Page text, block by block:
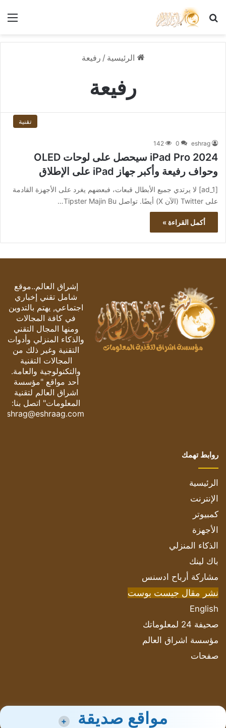
بحث عن
الرئيسية / رفيعة
رفيعة
تقنية
eshrag
0
142
iPad Pro 2024 سيحصل على لوحات OLED
وحواف رفيعة وأكبر جهاز iPad على الإطلاق
[ad_1] لا يرتدي جميع الأبطال قبعات، فبعضهم يغرد على الأجهزة القادمة
على Twitter (الآن X) أيضًا. تواصل Tipster Majin Bu…
أكمل القراءة »
إشراق العالم..موقع
شامل تقني إخباري
اجتماعي, يهتم بالتدوين
في كافة المجالات
ومنها المجال التقني
والذكاء المنزلي وأدوات
التقنية وغير ذلك من
المجالات التقنية
والتكنولوجية والعامة.
أحد مواقع "مؤسسة
اشراق العالم لتقنية
المعلومات" اتصل بنا:
eshrag@eshraag.com
روابط تهمك
الرئيسية
الإنترنت
كمبيوتر
الأجهزة
الذكاء المنزلي
باك لينك
مشاركة أرباح ادسنس
نشر مقال جيست بوست
English
صحيفة 24 لمعلوماتك
مؤسسة اشراق العالم
صفحات
مواقع صديقة +